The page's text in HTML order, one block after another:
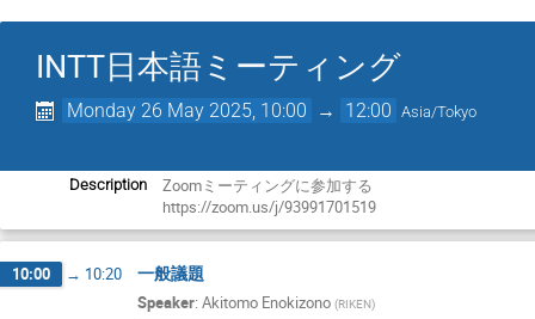
INTT日本語ミーティング
Monday 26 May 2025, 10:00 → 12:00 Asia/Tokyo
Description
Zoomミーティングに参加する
https://zoom.us/j/93991701519
10:00 → 10:20 一般議題
Speaker: Akitomo Enokizono (RIKEN)